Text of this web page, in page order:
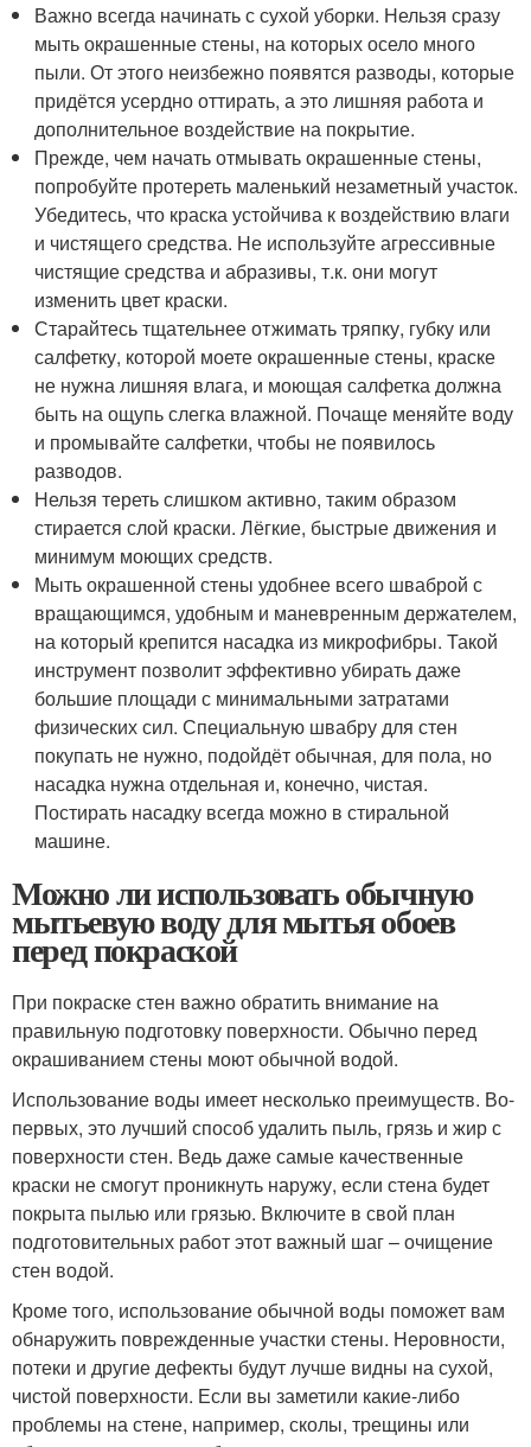
Важно всегда начинать с сухой уборки. Нельзя сразу
мыть окрашенные стены, на которых осело много
пыли. От этого неизбежно появятся разводы, которые
придётся усердно оттирать, а это лишняя работа и
дополнительное воздействие на покрытие.
Прежде, чем начать отмывать окрашенные стены,
попробуйте протереть маленький незаметный участок.
Убедитесь, что краска устойчива к воздействию влаги
и чистящего средства. Не используйте агрессивные
чистящие средства и абразивы, т.к. они могут
изменить цвет краски.
Старайтесь тщательнее отжимать тряпку, губку или
салфетку, которой моете окрашенные стены, краске
не нужна лишняя влага, и моющая салфетка должна
быть на ощупь слегка влажной. Почаще меняйте воду
и промывайте салфетки, чтобы не появилось
разводов.
Нельзя тереть слишком активно, таким образом
стирается слой краски. Лёгкие, быстрые движения и
минимум моющих средств.
Мыть окрашенной стены удобнее всего шваброй с
вращающимся, удобным и маневренным держателем,
на который крепится насадка из микрофибры. Такой
инструмент позволит эффективно убирать даже
большие площади с минимальными затратами
физических сил. Специальную швабру для стен
покупать не нужно, подойдёт обычная, для пола, но
насадка нужна отдельная и, конечно, чистая.
Постирать насадку всегда можно в стиральной
машине.
Можно ли использовать обычную
мытьевую воду для мытья обоев
перед покраской
При покраске стен важно обратить внимание на
правильную подготовку поверхности. Обычно перед
окрашиванием стены моют обычной водой.
Использование воды имеет несколько преимуществ. Во-
первых, это лучший способ удалить пыль, грязь и жир с
поверхности стен. Ведь даже самые качественные
краски не смогут проникнуть наружу, если стена будет
покрыта пылью или грязью. Включите в свой план
подготовительных работ этот важный шаг – очищение
стен водой.
Кроме того, использование обычной воды поможет вам
обнаружить поврежденные участки стены. Неровности,
потеки и другие дефекты будут лучше видны на сухой,
чистой поверхности. Если вы заметили какие-либо
проблемы на стене, например, сколы, трещины или